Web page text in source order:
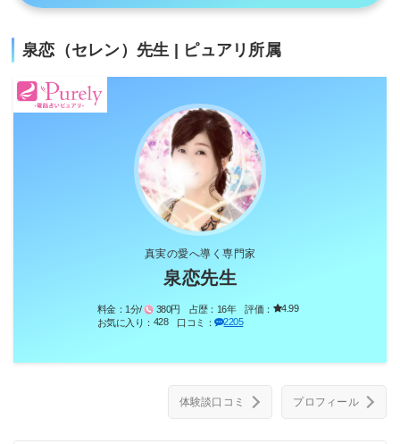
泉恋（セレン）先生 | ピュアリ所属
真実の愛へ導く専門家
泉恋先生
料金： 1分/ 380円 占歴： 16年 評価：
4.99
お気に入り： 428 口コミ： 2205
体験談口コミ プロフィール